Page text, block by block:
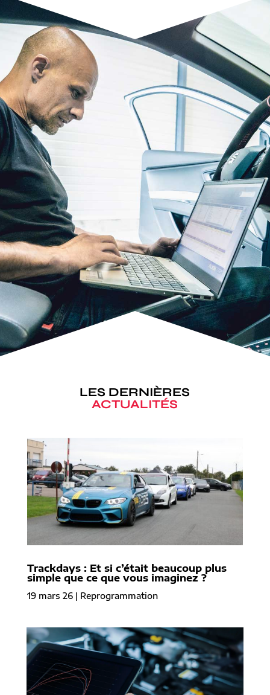
LES DERNIÈRES
ACTUALITÉS
Trackdays : Et si c’était beaucoup plus
simple que ce que vous imaginez ?
19 mars 26| Reprogrammation